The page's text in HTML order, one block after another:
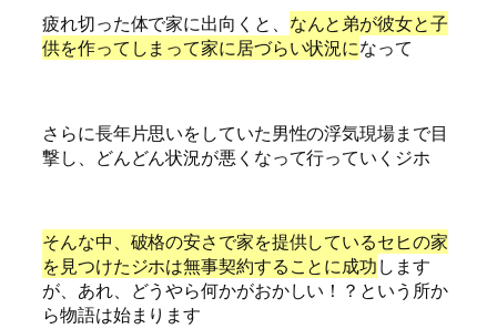
疲れ切った体で家に出向くと、 なんと弟が彼女と子
供を作ってしまって家に居づらい状況になって
さらに長年片思いをしていた男性の浮気現場まで目
撃し、どんどん状況が悪くなって行っていくジホ
そんな中、破格の安さで家を提供しているセヒの家
を見つけたジホは無事契約することに成功します
が、あれ、どうやら何かがおかしい！？という所か
ら物語は始まります